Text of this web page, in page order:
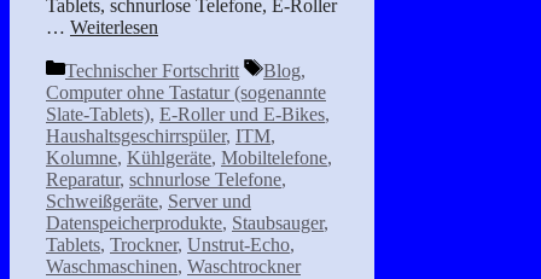
Tablets, schnurlose Telefone, E-Roller
… Weiterlesen
Kategorien
Technischer Fortschritt Schlagwörter
Blog,
Computer ohne Tastatur (sogenannte
Slate-Tablets), E-Roller und E-Bikes,
Haushaltsgeschirrspüler, ITM,
Kolumne, Kühlgeräte, Mobiltelefone,
Reparatur, schnurlose Telefone,
Schweißgeräte, Server und
Datenspeicherprodukte, Staubsauger,
Tablets, Trockner, Unstrut-Echo,
Waschmaschinen, Waschtrockner